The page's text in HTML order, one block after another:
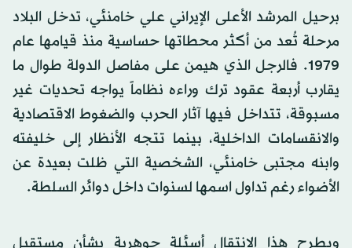
برحيل المرشد الأعلى الإيراني علي خامنئي، تدخل البلاد
مرحلة تُعد من أكثر محطاتها حساسية منذ قيامها عام
1979. فالرجل الذي هيمن على مفاصل الدولة طوال ما
يقارب أربعة عقود ترك وراءه نظاماً يواجه تحديات غير
مسبوقة، تتداخل فيها آثار الحرب والضغوط الاقتصادية
والانقسامات الداخلية، بينما تتجه الأنظار إلى خليفته
وابنه مجتبى خامنئي، الشخصية التي ظلت بعيدة عن
الأضواء رغم تداول اسمها لسنوات داخل دوائر السلطة.
ويطرح هذا الانتقال أسئلة جوهرية بشأن مستقبل